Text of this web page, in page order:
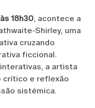
18h30, acontece a
Shirley, uma
cruzando
ficcional.
a artista
crítico e reflexão
sistémica.